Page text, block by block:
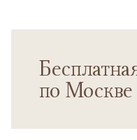
по Москве